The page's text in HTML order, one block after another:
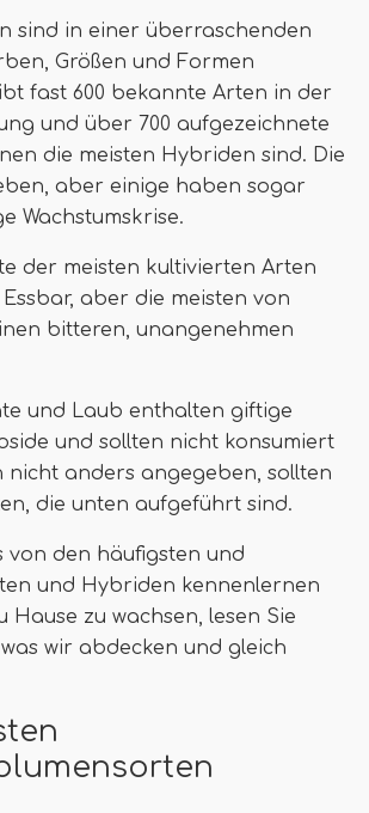
sind in einer überraschenden
Größen und Formen
fast 600 bekannte Arten in der
und über 700 aufgezeichnete
die meisten Hybriden sind. Die
aber einige haben sogar
Wachstumskrise.
der meisten kultivierten Arten
Essbar, aber die meisten von
bitteren, unangenehmen
und Laub enthalten giftige
und sollten nicht konsumiert
nicht anders angegeben, sollten
die unten aufgeführt sind.
von den häufigsten und
und Hybriden kennenlernen
Hause zu wachsen, lesen Sie
wir abdecken und gleich